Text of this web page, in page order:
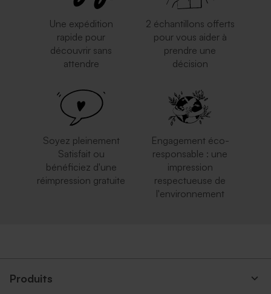
Une expédition
rapide pour
découvrir sans
attendre
2 échantillons offerts
pour vous aider à
prendre une
décision
Soyez pleinement
Satisfait ou
bénéficiez d'une
réimpression gratuite
Engagement éco-
responsable : une
impression
respectueuse de
l'environnement
Produits